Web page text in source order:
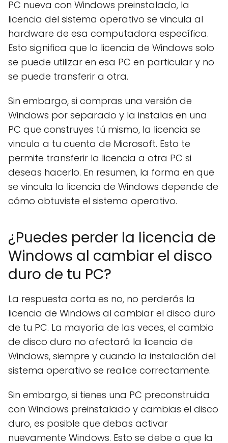
PC nueva con Windows preinstalado, la
licencia del sistema operativo se vincula al
hardware de esa computadora específica.
Esto significa que la licencia de Windows solo
se puede utilizar en esa PC en particular y no
se puede transferir a otra.
Sin embargo, si compras una versión de
Windows por separado y la instalas en una
PC que construyes tú mismo, la licencia se
vincula a tu cuenta de Microsoft. Esto te
permite transferir la licencia a otra PC si
deseas hacerlo. En resumen, la forma en que
se vincula la licencia de Windows depende de
cómo obtuviste el sistema operativo.
¿Puedes perder la licencia de
Windows al cambiar el disco
duro de tu PC?
La respuesta corta es no, no perderás la
licencia de Windows al cambiar el disco duro
de tu PC. La mayoría de las veces, el cambio
de disco duro no afectará la licencia de
Windows, siempre y cuando la instalación del
sistema operativo se realice correctamente.
Sin embargo, si tienes una PC preconstruida
con Windows preinstalado y cambias el disco
duro, es posible que debas activar
nuevamente Windows. Esto se debe a que la